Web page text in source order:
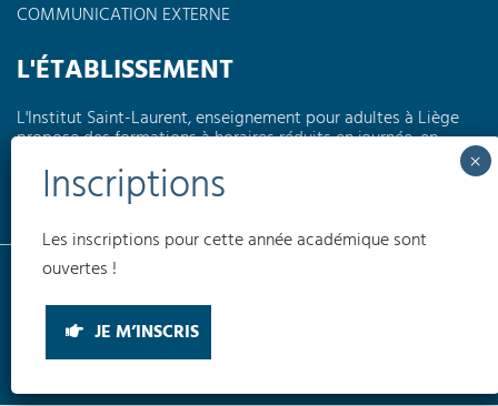
COMMUNICATION EXTERNE
L'ÉTABLISSEMENT
L'Institut Saint-Laurent, enseignement pour adultes à Liège
propose des formations à horaires réduits en journée, en
soirée ou encore le week-end dans différents domaines tels
que l'électricité, la pédagogie, l'informatique, les langues,
l'électromécanique...
Conditions générales
INSTITUT SAINT-LAURENT EA © 2026
Les inscriptions pour cette année académique sont
ouvertes !
JE M’INSCRIS